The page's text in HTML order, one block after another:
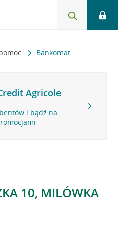
Bankomat
Agricole
i bądź na
10, MILÓWKA